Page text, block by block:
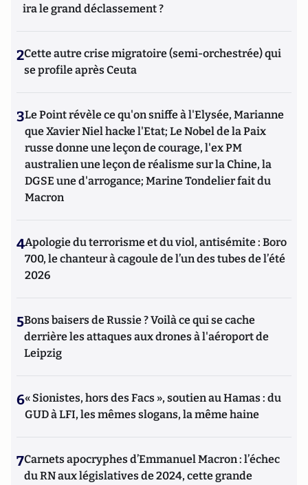
ira le grand déclassement ?
2Cette autre crise migratoire (semi-orchestrée) qui
se profile après Ceuta
3Le Point révèle ce qu'on sniffe à l'Elysée, Marianne
que Xavier Niel hacke l'Etat; Le Nobel de la Paix
russe donne une leçon de courage, l'ex PM
australien une leçon de réalisme sur la Chine, la
DGSE une d'arrogance; Marine Tondelier fait du
Macron
4Apologie du terrorisme et du viol, antisémite : Boro
700, le chanteur à cagoule de l’un des tubes de l’été
2026
5Bons baisers de Russie ? Voilà ce qui se cache
derrière les attaques aux drones à l'aéroport de
Leipzig
6« Sionistes, hors des Facs », soutien au Hamas : du
GUD à LFI, les mêmes slogans, la même haine
7Carnets apocryphes d’Emmanuel Macron : l’échec
du RN aux législatives de 2024, cette grande